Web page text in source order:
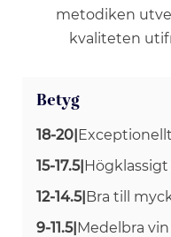
metodiken
kvaliteten
Betyg
18-20|
15-17.5|Högklassigt
12-14.5|Bra till
9-11.5|Medelbra vin